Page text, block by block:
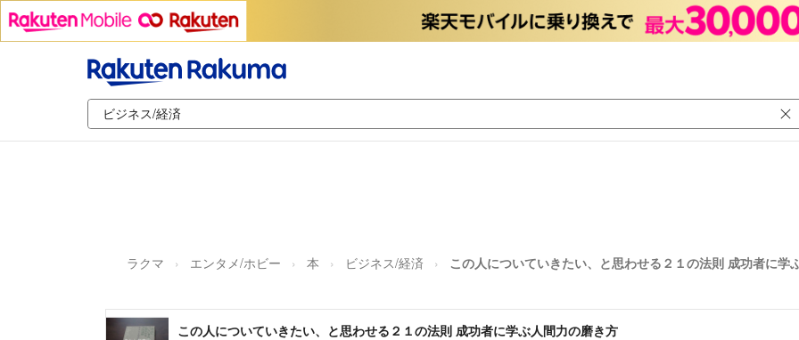
ラクマ エンタメ/ホビー 本 ビジネス/経済 この人についていきたい、と思わせる２１の法則 成功者に学
この人についていきたい、と思わせる２１の法則 成功者に学ぶ人間力の磨き方